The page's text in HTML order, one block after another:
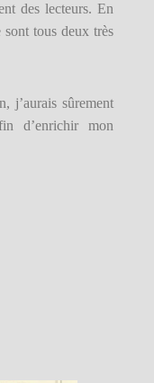
des lecteurs. En
tous deux très
j’aurais sûrement
d’enrichir mon